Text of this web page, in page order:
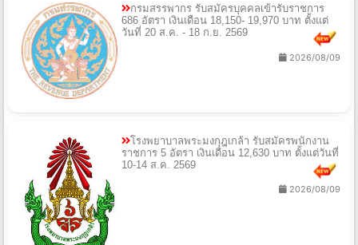
กรมสรรพากร รับสมัครบุคคลเข้ารับราชการ
686 อัตรา เงินเดือน 18,150- 19,970 บาท ตั้งแต่
วันที่ 20 ส.ค. - 18 ก.ย. 2569
2026/08/09
โรงพยาบาลพระมงกุฎเกล้า รับสมัครพนักงาน
ราชการ 5 อัตรา เงินเดือน 12,630 บาท ตั้งแต่วันที่
10-14 ส.ค. 2569
2026/08/09